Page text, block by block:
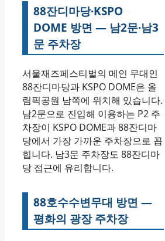
88잔디마당·KSPO
DOME 방면 — 남2문·남3
문 주차장
서울재즈페스티벌의 메인 무대인
88잔디마당과 KSPO DOME은 올
림픽공원 남쪽에 위치해 있습니다.
남2문으로 진입해 이용하는 P2 주
차장이 KSPO DOME과 88잔디마
당에서 가장 가까운 주차장으로 꼽
힙니다. 남3문 주차장도 88잔디마
당 접근에 유리합니다.
88호수수변무대 방면 —
평화의 광장 주차장